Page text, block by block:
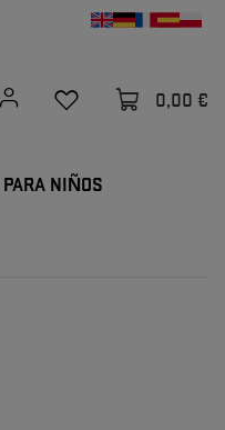
0,00 €
NIÑOS